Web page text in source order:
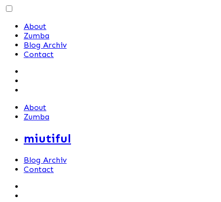
Skip
contentAbout
Zumba
Blog Archiv
Contact
About
Zumba
miutiful
Blog Archiv
Contact